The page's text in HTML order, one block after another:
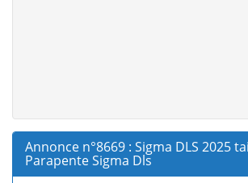
Annonce n°8669 : Sigma DLS 2025
Parapente Sigma Dls